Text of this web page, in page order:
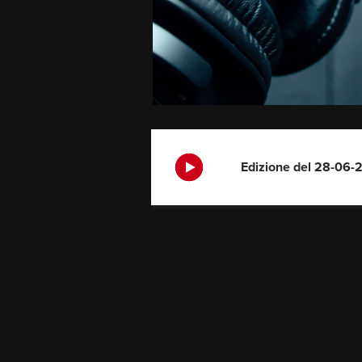
Edizione del 28-06-